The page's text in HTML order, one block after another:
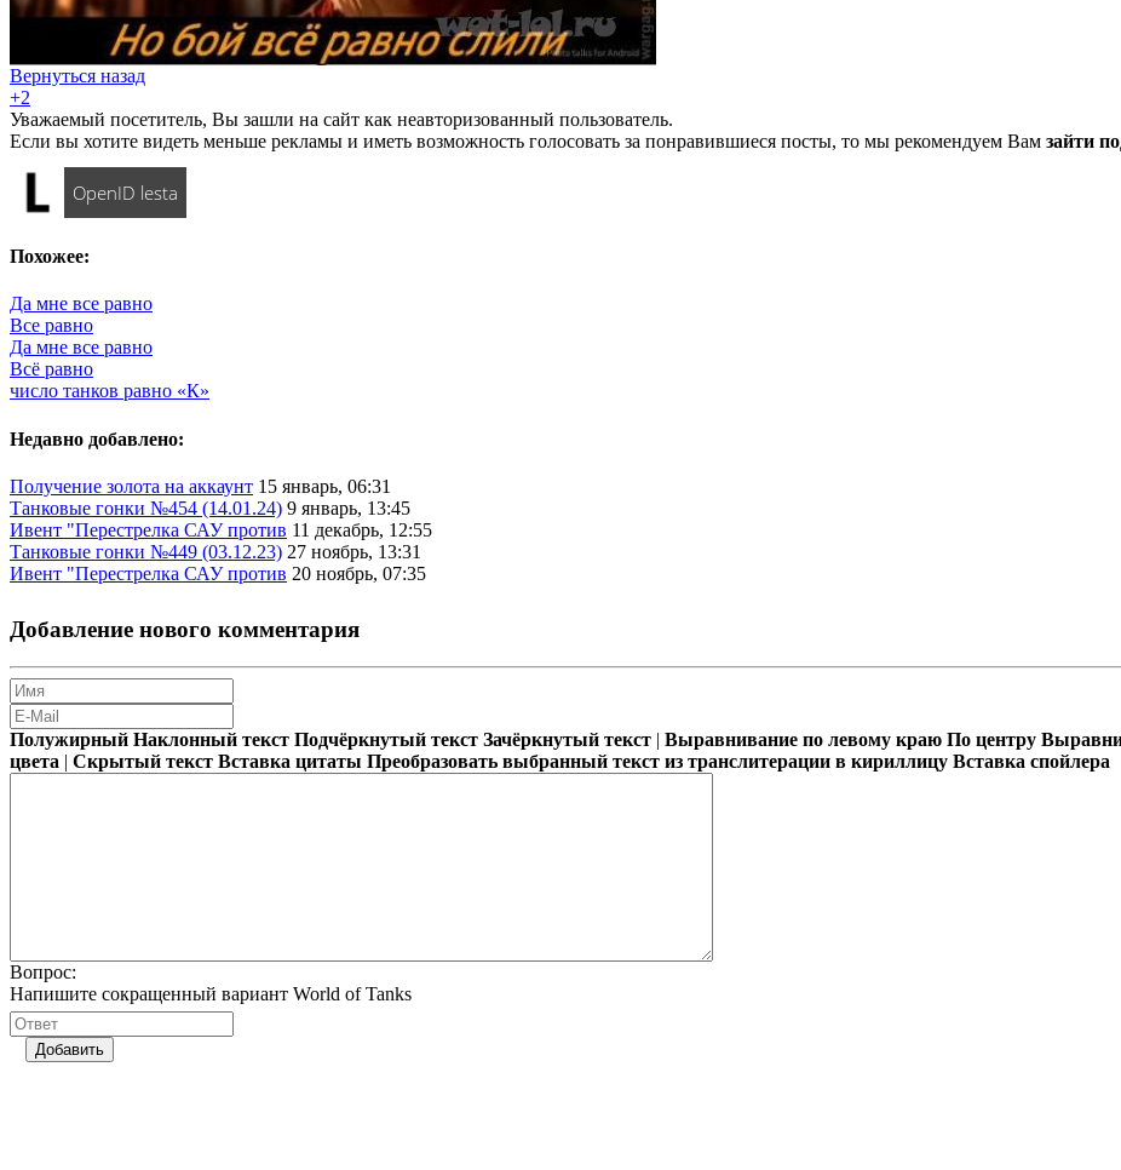
Вернуться назад
+2
Уважаемый посетитель, Вы зашли на сайт как неавторизованный пользователь.
Если вы хотите видеть меньше рекламы и иметь возможность голосовать за понравившиеся посты, то мы рекомендуем Вам зайти
OpenID lesta
Похожее:
Да мне все равно
Все равно
Да мне все равно
Всё равно
число танков равно «К»
Недавно добавлено:
Получение золота на аккаунт 15 январь, 06:31
Танковые гонки №454 (14.01.24) 9 январь, 13:45
Ивент "Перестрелка САУ против 11 декабрь, 12:55
Танковые гонки №449 (03.12.23) 27 ноябрь, 13:31
Ивент "Перестрелка САУ против 20 ноябрь, 07:35
Добавление нового комментария
Полужирный Наклонный текст Подчёркнутый текст Зачёркнутый текст | Выравнивание по левому краю По центру
цвета | Скрытый текст Вставка цитаты Преобразовать выбранный текст из транслитерации в кириллицу Вставка спойлера
Вопрос:
Напишите сокращенный вариант World of Tanks
Добавить